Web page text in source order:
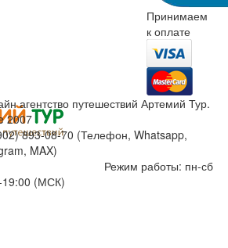
Принимаем
к оплате
агентство путешествий Артемий Тур.
2007
893-08-70 (Телефон, Whatsapp,
MAX)
Режим работы: пн-сб
19:00 (МСК)